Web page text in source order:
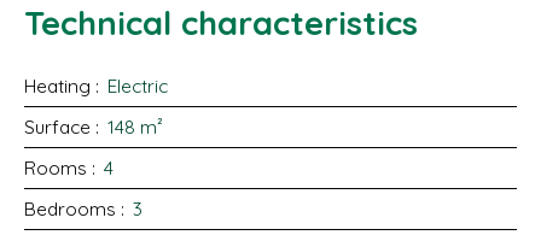
Technical characteristics
Heating : Electric
Surface : 148 m²
Rooms : 4
Bedrooms : 3